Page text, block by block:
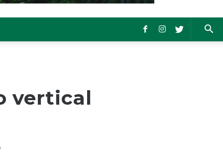
vertical